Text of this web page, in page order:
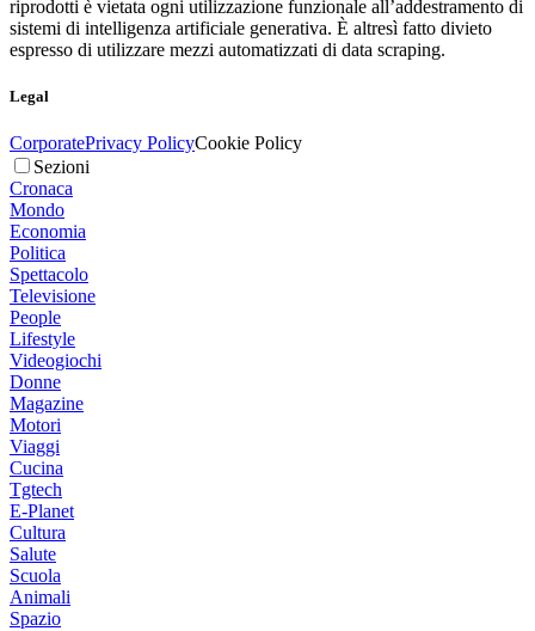
riprodotti è vietata ogni utilizzazione funzionale all’addestramento di
sistemi di intelligenza artificiale generativa. È altresì fatto divieto
espresso di utilizzare mezzi automatizzati di data scraping.
Legal
CorporatePrivacy PolicyCookie Policy
Sezioni
Cronaca
Mondo
Economia
Politica
Spettacolo
Televisione
People
Lifestyle
Videogiochi
Donne
Magazine
Motori
Viaggi
Cucina
Tgtech
E-Planet
Cultura
Salute
Scuola
Animali
Spazio